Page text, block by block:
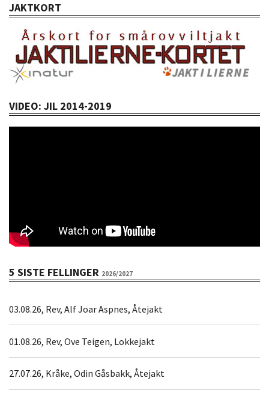
JAKTKORT
VIDEO: JIL 2014-2019
5 SISTE FELLINGER 2026/2027
03.08.26, Rev, Alf Joar Aspnes, Åtejakt
01.08.26, Rev, Ove Teigen, Lokkejakt
27.07.26, Kråke, Odin Gåsbakk, Åtejakt